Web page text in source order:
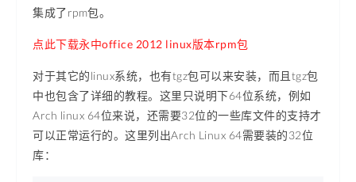
集成了rpm包。
点此下载永中office 2012 linux版本rpm包
对于其它的linux系统，也有tgz包可以来安装，而且tgz包
中也包含了详细的教程。这里只说明下64位系统，例如
Arch linux 64位来说，还需要32位的一些库文件的支持才
可以正常运行的。这里列出Arch Linux 64需要装的32位
库：